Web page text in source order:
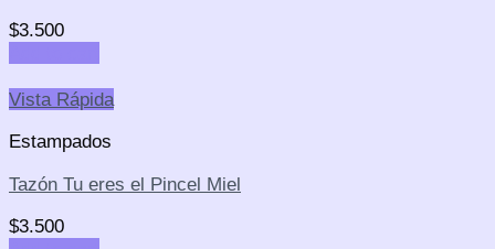
$3.500
Vista Rápida
Estampados
Tazón Tu eres el Pincel Miel
$3.500